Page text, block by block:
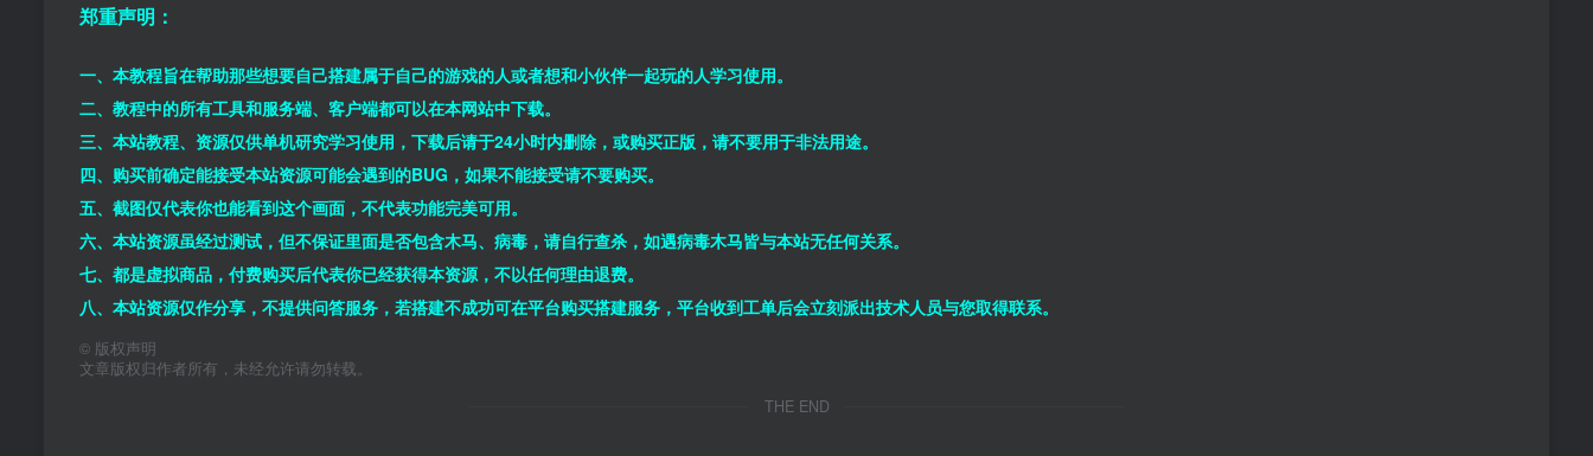
郑重声明：
一、本教程旨在帮助那些想要自己搭建属于自己的游戏的人或者想和小伙伴一起玩的人学习使用。
二、教程中的所有工具和服务端、客户端都可以在本网站中下载。
三、本站教程、资源仅供单机研究学习使用，下载后请于24小时内删除，或购买正版，请不要用于非法用途。
四、购买前确定能接受本站资源可能会遇到的BUG，如果不能接受请不要购买。
五、截图仅代表你也能看到这个画面，不代表功能完美可用。
六、本站资源虽经过测试，但不保证里面是否包含木马、病毒，请自行查杀，如遇病毒木马皆与本站无任何关系。
七、都是虚拟商品，付费购买后代表你已经获得本资源，不以任何理由退费。
八、本站资源仅作分享，不提供问答服务，若搭建不成功可在平台购买搭建服务，平台收到工单后会立刻派出技术人员与您取得联系。
© 版权声明
文章版权归作者所有，未经允许请勿转载。
THE END